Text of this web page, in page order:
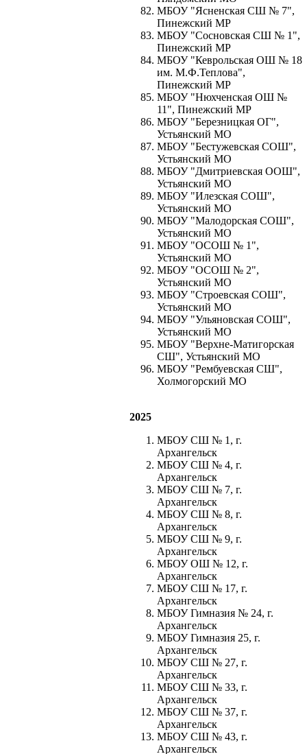
МБОУ "Ясненская СШ № 7",
Пинежский МР
МБОУ "Сосновская СШ № 1",
Пинежский МР
МБОУ "Кеврольская ОШ № 18
им. М.Ф.Теплова",
Пинежский МР
МБОУ "Нюхченская ОШ №
11", Пинежский МР
МБОУ "Березницкая ОГ",
Устьянский МО
МБОУ "Бестужевская СОШ",
Устьянский МО
МБОУ "Дмитриевская ООШ",
Устьянский МО
МБОУ "Илезская СОШ",
Устьянский МО
МБОУ "Малодорская СОШ",
Устьянский МО
МБОУ "ОСОШ № 1",
Устьянский МО
МБОУ "ОСОШ № 2",
Устьянский МО
МБОУ "Строевская СОШ",
Устьянский МО
МБОУ "Ульяновская СОШ",
Устьянский МО
МБОУ "Верхне-Матигорская
СШ", Устьянский МО
МБОУ "Рембуевская СШ",
Холмогорский МО
2025
МБОУ СШ № 1, г.
Архангельск
МБОУ СШ № 4, г.
Архангельск
МБОУ СШ № 7, г.
Архангельск
МБОУ СШ № 8, г.
Архангельск
МБОУ СШ № 9, г.
Архангельск
МБОУ ОШ № 12, г.
Архангельск
МБОУ СШ № 17, г.
Архангельск
МБОУ Гимназия № 24, г.
Архангельск
МБОУ Гимназия 25, г.
Архангельск
МБОУ СШ № 27, г.
Архангельск
МБОУ СШ № 33, г.
Архангельск
МБОУ СШ № 37, г.
Архангельск
МБОУ СШ № 43, г.
Архангельск